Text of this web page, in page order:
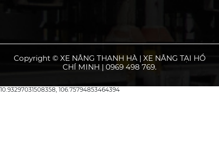
Copyright © XE NÂNG THANH HÀ | XE NÂNG TẠI HỒ
CHÍ MINH | 0969 498 769.
10.93297031508358, 106.75794853464394